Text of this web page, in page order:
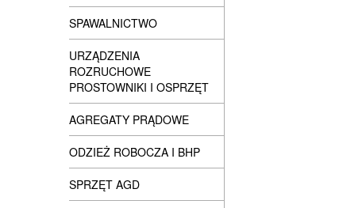
SPAWALNICTWO
URZĄDZENIA
ROZRUCHOWE
PROSTOWNIKI I OSPRZĘT
AGREGATY PRĄDOWE
ODZIEŻ ROBOCZA I BHP
SPRZĘT AGD